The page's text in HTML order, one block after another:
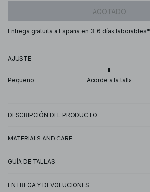
AGOTADO
Entrega gratuita a España en 3-6 días laborables*
AJUSTE
Pequeño Acorde a la talla
DESCRIPCIÓN DEL PRODUCTO
MATERIALS AND CARE
GUÍA DE TALLAS
ENTREGA Y DEVOLUCIONES